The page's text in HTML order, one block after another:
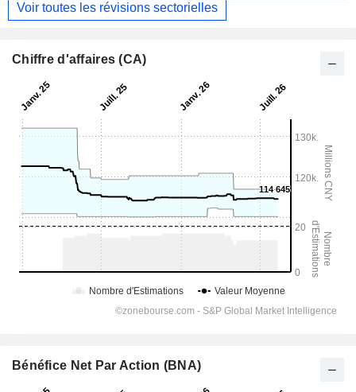
Voir toutes les révisions sectorielles
Chiffre d'affaires (CA)
Bénéfice Net Par Action (BNA)